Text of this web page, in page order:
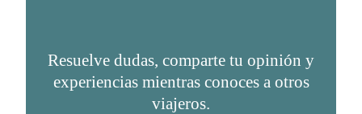
Resuelve dudas, comparte tu opinión y
experiencias mientras conoces a otros
viajeros.